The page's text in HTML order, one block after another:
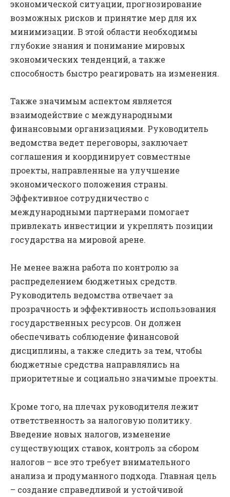
экономической ситуации, прогнозирование
возможных рисков и принятие мер для их
минимизации. В этой области необходимы
глубокие знания и понимание мировых
экономических тенденций, а также
способность быстро реагировать на изменения.
Также значимым аспектом является
взаимодействие с международными
финансовыми организациями. Руководитель
ведомства ведет переговоры, заключает
соглашения и координирует совместные
проекты, направленные на улучшение
экономического положения страны.
Эффективное сотрудничество с
международными партнерами помогает
привлекать инвестиции и укреплять позиции
государства на мировой арене.
Не менее важна работа по контролю за
распределением бюджетных средств.
Руководитель ведомства отвечает за
прозрачность и эффективность использования
государственных ресурсов. Он должен
обеспечивать соблюдение финансовой
дисциплины, а также следить за тем, чтобы
бюджетные средства направлялись на
приоритетные и социально значимые проекты.
Кроме того, на плечах руководителя лежит
ответственность за налоговую политику.
Введение новых налогов, изменение
существующих ставок, контроль за сбором
налогов – все это требует внимательного
анализа и продуманного подхода. Главная цель
– создание справедливой и устойчивой